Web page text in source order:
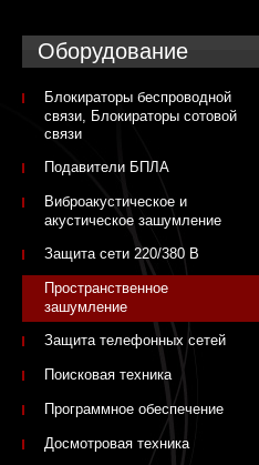
Оборудование
Блокираторы беспроводной
связи, Блокираторы сотовой
связи
Подавители БПЛА
Виброакустическое и
акустическое зашумление
Защита сети 220/380 В
Пространственное
зашумление
Защита телефонных сетей
Поисковая техника
Программное обеспечение
Досмотровая техника